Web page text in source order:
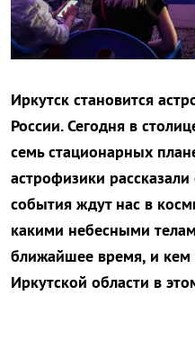
Иркутск становится
России. Сегодня в
семь стационарных
астрофизики
события ждут нас в
какими небесными
ближайшее время, и кем
Иркутской области в